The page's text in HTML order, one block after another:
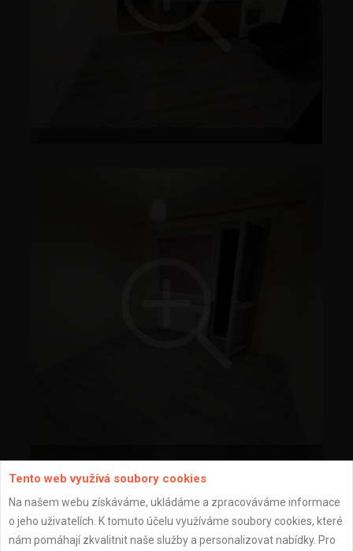
Tento web využívá soubory cookies
Na našem webu získáváme, ukládáme a zpracováváme informace
o jeho uživatelích. K tomuto účelu využíváme soubory cookies, které
nám pomáhají zkvalitnit naše služby a personalizovat nabídky. Pro